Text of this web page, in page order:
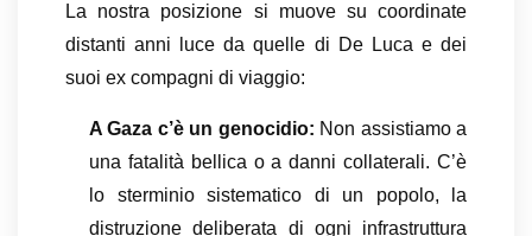
La nostra posizione si muove su coordinate
distanti anni luce da quelle di De Luca e dei
suoi ex compagni di viaggio:
A Gaza c’è un genocidio: Non assistiamo a
una fatalità bellica o a danni collaterali. C’è
lo sterminio sistematico di un popolo, la
distruzione deliberata di ogni infrastruttura